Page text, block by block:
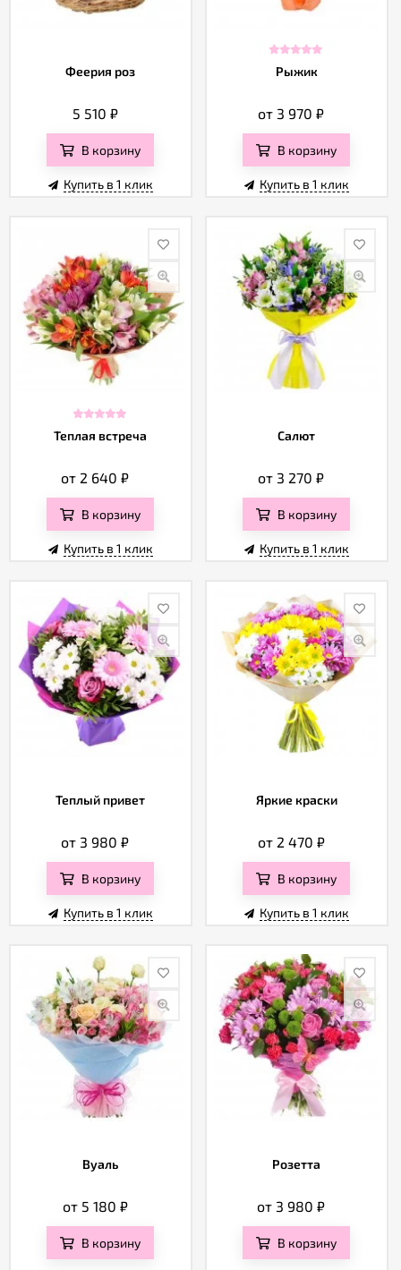
Феерия роз
5 510 ₽
В корзину
Купить в 1 клик
Рыжик
от 3 970₽
В корзину
Купить в 1 клик
Теплая встреча
от 2 640₽
В корзину
Купить в 1 клик
Салют
от 3 270₽
В корзину
Купить в 1 клик
Теплый привет
от 3 980₽
В корзину
Купить в 1 клик
Яркие краски
от 2 470 ₽
В корзину
Купить в 1 клик
Вуаль
от 5 180 ₽
В корзину
Розетта
от 3 980₽
В корзину